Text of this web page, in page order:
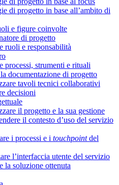
di progetto in base all’ambito di
e figure coinvolte
di progetto
ruoli e responsabilità
processi, strumenti e rituali
documentazione di progetto
tavoli tecnici collaborativi
decisioni
il progetto e la sua gestione
il contesto d’uso del servizio
i processi e i touchpointdel
l’interfaccia utente del servizio
la soluzione ottenuta